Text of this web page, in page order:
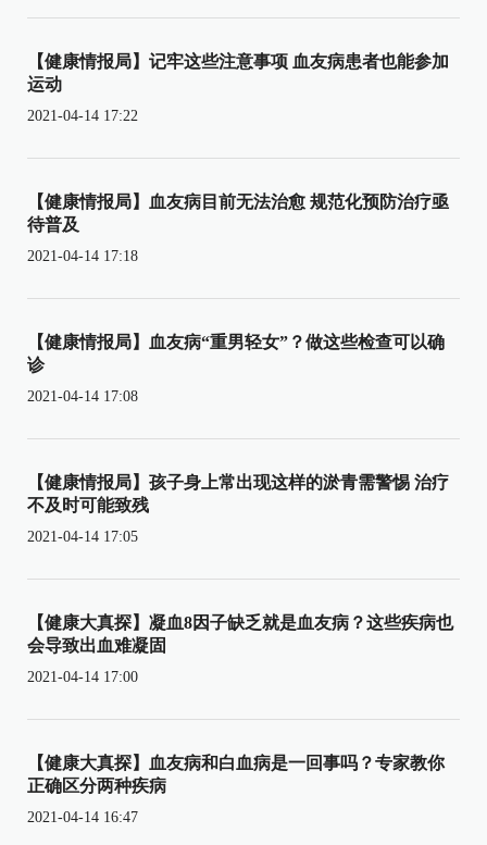
【健康情报局】记牢这些注意事项 血友病患者也能参加
运动
2021-04-14 17:22
【健康情报局】血友病目前无法治愈 规范化预防治疗亟
待普及
2021-04-14 17:18
【健康情报局】血友病“重男轻女”？做这些检查可以确
诊
2021-04-14 17:08
【健康情报局】孩子身上常出现这样的淤青需警惕 治疗
不及时可能致残
2021-04-14 17:05
【健康大真探】凝血8因子缺乏就是血友病？这些疾病也
会导致出血难凝固
2021-04-14 17:00
【健康大真探】血友病和白血病是一回事吗？专家教你
正确区分两种疾病
2021-04-14 16:47